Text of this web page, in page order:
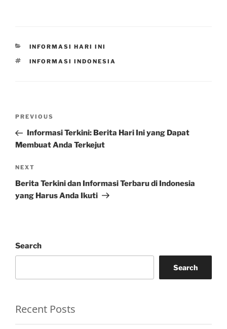
CATEGORIES
INFORMASI HARI INI
TAGS
INFORMASI INDONESIA
Previous
Post
PREVIOUS
Informasi Terkini: Berita Hari Ini yang Dapat
Membuat Anda Terkejut
Next
Post
NEXT
Berita Terkini dan Informasi Terbaru di Indonesia
yang Harus Anda Ikuti
Search
Search
Recent Posts